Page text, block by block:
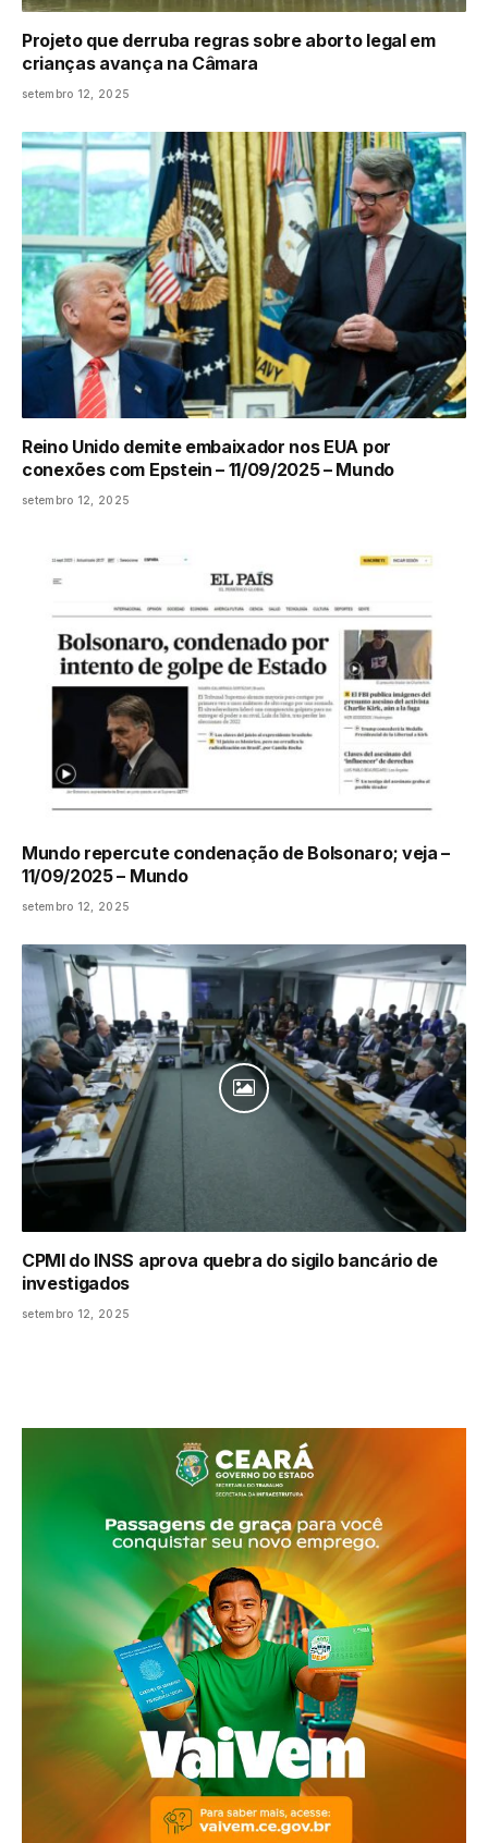
Projeto que derruba regras sobre aborto legal em
crianças avança na Câmara
setembro 12, 2025
Reino Unido demite embaixador nos EUA por
conexões com Epstein – 11/09/2025 – Mundo
setembro 12, 2025
Mundo repercute condenação de Bolsonaro; veja –
11/09/2025 – Mundo
setembro 12, 2025
CPMI do INSS aprova quebra do sigilo bancário de
investigados
setembro 12, 2025